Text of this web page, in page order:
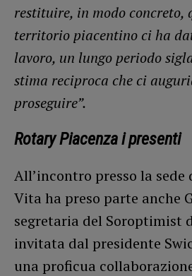
restituire, in modo concreto,
territorio piacentino ci ha
lavoro, un lungo periodo
stima reciproca che ci
proseguire”.
Rotary Piacenza i presenti
All’incontro presso la sede
Vita ha preso parte anche
segretaria del Soroptimist
invitata dal presidente
una proficua